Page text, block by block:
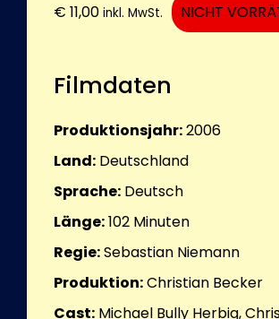
€ 11,00 inkl. MwSt. NICHT
Filmdaten
Produktionsjahr:2006
Land: Deutschland
Sprache: Deutsch
Länge:102 Minuten
Regie:Sebastian Niemann
Produktion:Christian Becker
Cast: Michael Bully Herbig,